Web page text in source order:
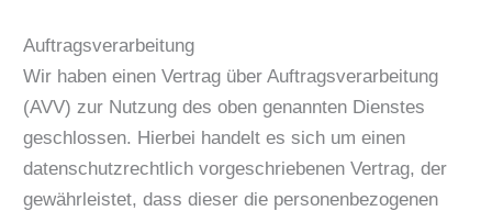
Auftragsverarbeitung
Wir haben einen Vertrag über Auftragsverarbeitung
(AVV) zur Nutzung des oben genannten Dienstes
geschlossen. Hierbei handelt es sich um einen
datenschutzrechtlich vorgeschriebenen Vertrag, der
gewährleistet, dass dieser die personenbezogenen